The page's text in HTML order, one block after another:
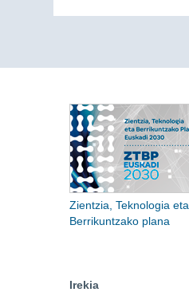
Zientzia, Teknologia eta
Berrikuntzako plana
Irekia